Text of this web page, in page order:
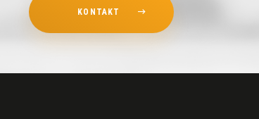
KONTAKT